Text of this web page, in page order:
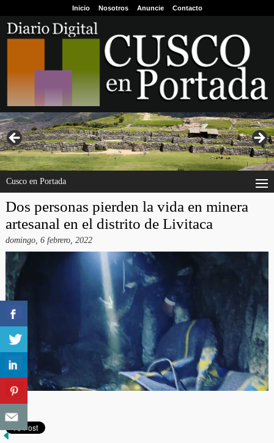
Inicio Nosotros Anuncie Contacto
Cusco en Portada
Dos personas pierden la vida en minera
artesanal en el distrito de Livitaca
domingo, 6 febrero, 2022